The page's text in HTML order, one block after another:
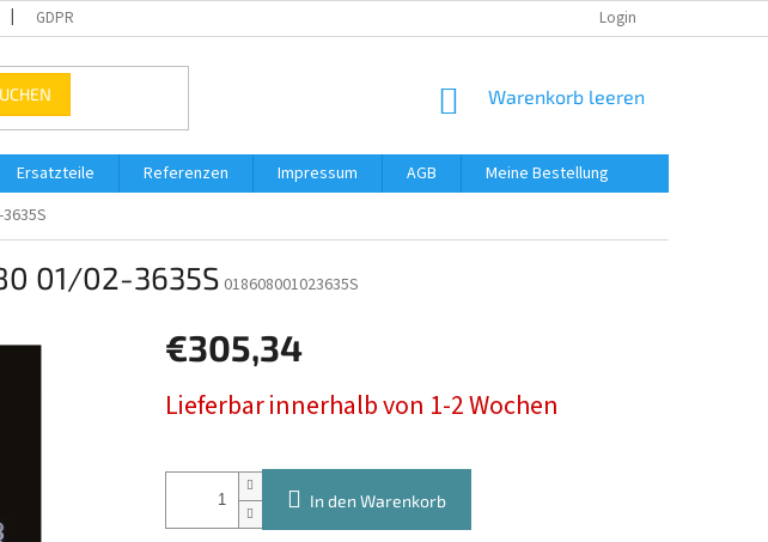
GDPR Login
WARENKORB
Warenkorb leeren
Ersatzteile Referenzen Impressum AGB
Meine Bestellung
01/02-3635S 018608001023635S
€305,34
Lieferbar innerhalb von 1-2 Wochen
In den Warenkorb